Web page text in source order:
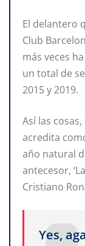
El delantero
Club
más veces
un total de
2015 y 2019.
Así las
acredita
año natural
antecesor,
Cristiano
Yes,